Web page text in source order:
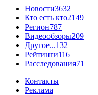
Новости3632
Кто есть кто2149
Регион787
Видеообзоры209
Другое...132
Рейтинги116
Расследования71
Контакты
Реклама